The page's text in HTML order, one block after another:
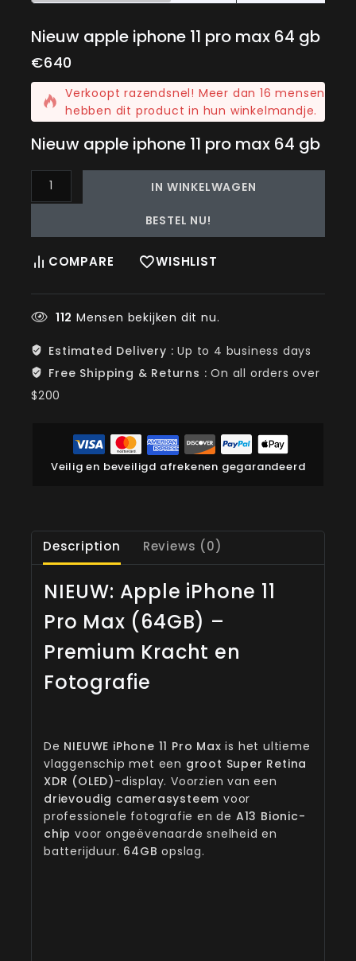
Nieuw apple iphone 11 pro max 64 gb
€64013 producten die als laatste zijn verkocht12 uur
Verkoopt razendsnel! Meer dan 16 mensen
hebben dit product in hun winkelmandje.
Nieuw apple iphone 11 pro max 64 gb
IN WINKELWAGEN
BESTEL NU!
COMPARE WISHLIST
112 Mensen bekijken dit nu.
Estimated Delivery :Up to 4 business days
Free Shipping & Returns :On all orders over
$200
Veilig en beveiligd afrekenen gegarandeerd
Description Reviews (0)
NIEUW: Apple iPhone 11
Pro Max (64GB) –
Premium Kracht en
Fotografie
De NIEUWE iPhone 11 Pro Max is het ultieme
vlaggenschip met een groot Super Retina
XDR (OLED)-display. Voorzien van een
drievoudig camerasysteem voor
professionele fotografie en de A13 Bionic-
chip voor ongeëvenaarde snelheid en
batterijduur. 64GB opslag.